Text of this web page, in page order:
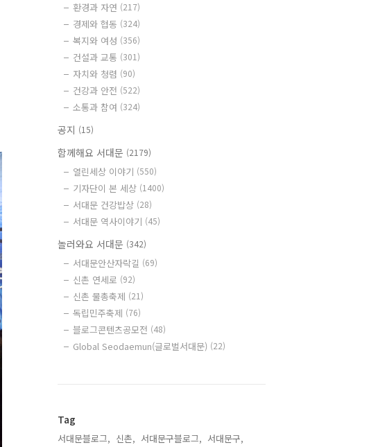
환경과 자연 (217)
경제와 협동 (324)
복지와 여성 (356)
건설과 교통 (301)
자치와 청렴 (90)
건강과 안전 (522)
소통과 참여 (324)
공지 (15)
함께해요 서대문 (2179)
열린세상 이야기 (550)
기자단이 본 세상 (1400)
서대문 건강밥상 (28)
서대문 역사이야기 (45)
놀러와요 서대문 (342)
서대문안산자락길 (69)
신촌 연세로 (92)
신촌 물총축제 (21)
독립민주축제 (76)
블로그콘텐츠공모전 (48)
Global Seodaemun(글로벌서대문) (22)
Tag
서대문블로그, 신촌, 서대문구블로그, 서대문구,